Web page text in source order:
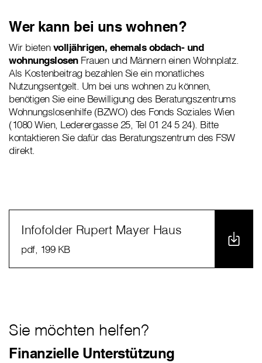
Wer kann bei uns wohnen?
Wir bietenvolljährigen, ehemals obdach- und
wohnungslosenFrauen und Männern einen Wohnplatz.
Als Kostenbeitrag bezahlen Sie ein monatliches
Nutzungsentgelt. Um bei uns wohnen zu können,
benötigen Sie eine Bewilligung des Beratungszentrums
Wohnungslosenhilfe (BZWO) des Fonds Soziales Wien
(1080 Wien, Lederergasse 25, Tel 01 24 5 24). Bitte
kontaktieren Sie dafür das Beratungszentrum des FSW
direkt.
Infofolder Rupert Mayer Haus
pdf, 199 KB
Sie möchten helfen?
Finanzielle Unterstützung